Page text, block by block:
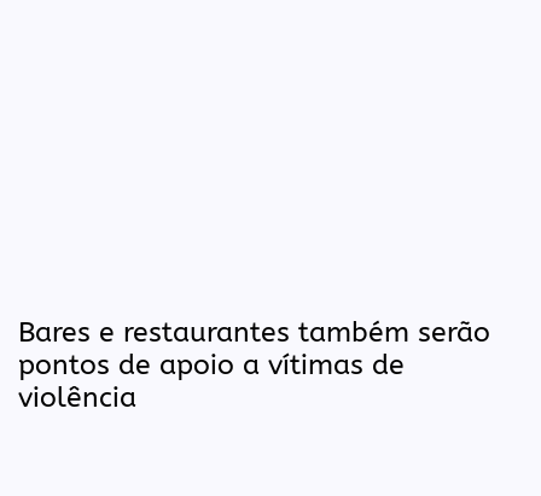
Bares e restaurantes também serão
pontos de apoio a vítimas de
violência